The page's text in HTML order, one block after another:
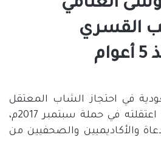
الغنامي”
القسري
في احتجاز الشاب المعتقل
موسى الغنامي منذ أن اعتقلته في حملة سبتمبر 2017م،
والأكاديميين والصحفيين من